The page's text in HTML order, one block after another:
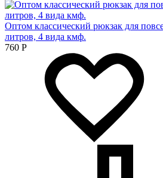
Оптом классический рюкзак для
литров, 4 вида кмф.
760 Р